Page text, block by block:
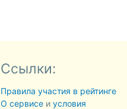
Ссылки:
Правила участия в рейтинге
О сервисеи условия